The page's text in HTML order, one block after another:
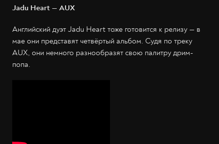
Jadu Heart — AUX
Английский дуэт Jadu Heart тоже готовится к релизу — в
мае они представят четвёртый альбом. Судя по треку
AUX, они немного разнообразят свою палитру дрим-
попа.